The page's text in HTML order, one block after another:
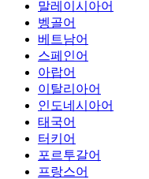
말레이시아어
벵골어
베트남어
스페인어
아랍어
이탈리아어
인도네시아어
태국어
터키어
포르투갈어
프랑스어